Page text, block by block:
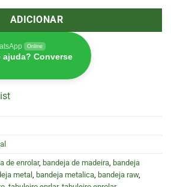
ADICIONAR
Online
ajuda? Converse
de enrolar, bandeja de madeira bandeja
metal bandeja metalica bandeja raw,